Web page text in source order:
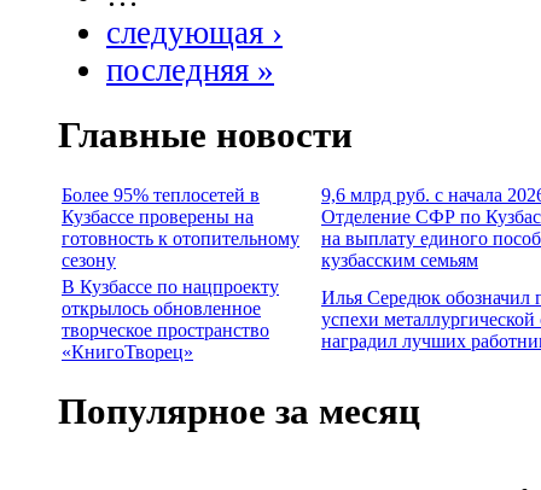
следующая ›
последняя »
Главные новости
Более 95% теплосетей в
Кузбассе проверены на
готовность к отопительному
сезону
9,6 млрд руб. с начала
Отделение СФР по
на выплату единого
кузбасским семьям
В Кузбассе по нацпроекту
открылось обновленное
творческое пространство
«КнигоТворец»
Илья Середюк обозначил
успехи металлургической
наградил лучших
Популярное за месяц